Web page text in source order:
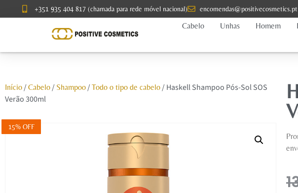
+351 935 404 817 (chamada para rede móvel nacional) encomendas@positivecosmetics.pt
Cabelo
Unhas Homem
Início/ Cabelo/ Shampoo/ Todo o tipo de cabelo/ Haskell Shampoo Pós-Sol SOS
Verão 300ml
15% OFF